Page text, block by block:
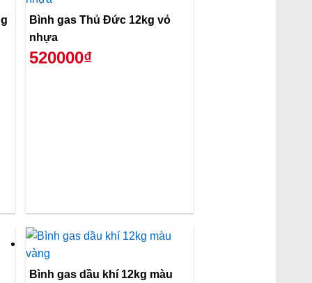
Bình gas Thủ Đức 12kg vỏ
nhựa
520000₫
Bình gas dầu khí 12kg màu